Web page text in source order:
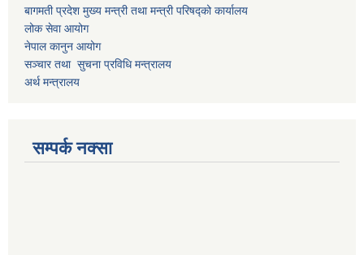
बागमती प्रदेश मुख्य मन्त्री तथा मन्त्री परिषद्को कार्यालय
लोक सेवा आयोग
नेपाल कानुन आयोग
सञ्चार तथा सुचना प्रविधि मन्त्रालय
अर्थ मन्त्रालय
सम्पर्क नक्सा